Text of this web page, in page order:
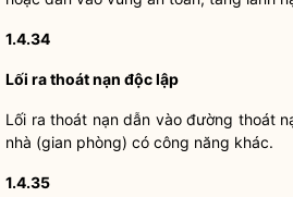
1.4.34
Lối ra thoát nạn độc lập
Lối ra thoát nạn dẫn vào đường thoát
nhà (gian phòng) có công năng khác.
1.4.35